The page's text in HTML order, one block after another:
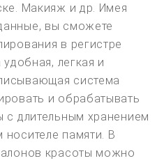
Макияж и др. Имея
вы сможете
в регистре
удобная, легкая и
система
и обрабатывать
с длительным хранением
памяти. В
красоты можно